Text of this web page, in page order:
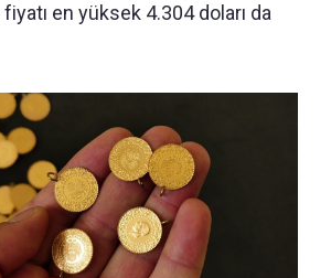
en yüksek 4.304 doları da